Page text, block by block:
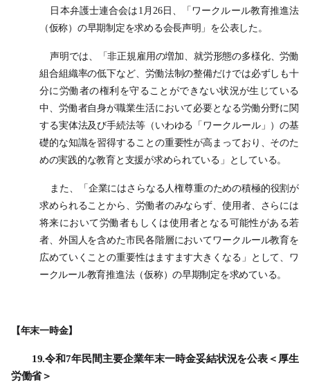
日本弁護士連合会は1月26日、「ワークルール教育推進法
（仮称）の早期制定を求める会長声明」を公表した。
声明では、「非正規雇用の増加、就労形態の多様化、労働
組合組織率の低下など、労働法制の整備だけでは必ずしも十
分に労働者の権利を守ることができない状況が生じている
中、労働者自身が職業生活において必要となる労働分野に関
する実体法及び手続法等（いわゆる「ワークルール」）の基
礎的な知識を習得することの重要性が高まっており、そのた
めの実践的な教育と支援が求められている」としている。
また、「企業にはさらなる人権尊重のための積極的役割が
求められることから、労働者のみならず、使用者、さらには
将来において労働者もしくは使用者となる可能性がある若
者、外国人を含めた市民各階層においてワークルール教育を
広めていくことの重要性はますます大きくなる」として、ワ
ークルール教育推進法（仮称）の早期制定を求めている。
【年末一時金】
19.令和7年民間主要企業年末一時金妥結状況を公表＜厚生
労働省＞